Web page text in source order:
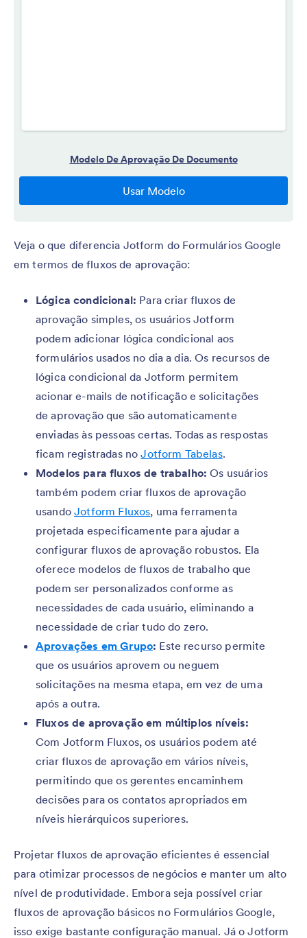
Veja o que diferencia Jotform do Formulários Google
em termos de fluxos de aprovação:
Lógica condicional: Para criar fluxos de
aprovação simples, os usuários Jotform
podem adicionar lógica condicional aos
formulários usados no dia a dia. Os recursos de
lógica condicional da Jotform permitem
acionar e-mails de notificação e solicitações
de aprovação que são automaticamente
enviadas às pessoas certas. Todas as respostas
ficam registradas noJotform Tabelas.
Modelos para fluxos de trabalho: Os usuários
também podem criar fluxos de aprovação
usandoJotform Fluxos, uma ferramenta
projetada especificamente para ajudar a
configurar fluxos de aprovação robustos. Ela
oferece modelos de fluxos de trabalho que
podem ser personalizados conforme as
necessidades de cada usuário, eliminando a
necessidade de criar tudo do zero.
Aprovações em Grupo: Este recurso permite
que os usuários aprovem ou neguem
solicitações na mesma etapa, em vez de uma
após a outra.
Fluxos de aprovação em múltiplos níveis:
Com Jotform Fluxos, os usuários podem até
criar fluxos de aprovação em vários níveis,
permitindo que os gerentes encaminhem
decisões para os contatos apropriados em
níveis hierárquicos superiores.
Projetar fluxos de aprovação eficientes é essencial
para otimizar processos de negócios e manter um alto
nível de produtividade. Embora seja possível criar
fluxos de aprovação básicos no Formulários Google,
isso exige bastante configuração manual. Já o Jotform